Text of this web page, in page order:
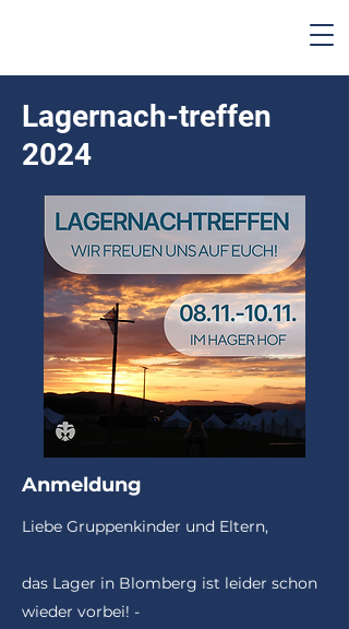
Lagernach-treffen
2024
Anmeldung
Liebe Gruppenkinder und Eltern,
das Lager in Blomberg ist leider schon
wieder vorbei! -